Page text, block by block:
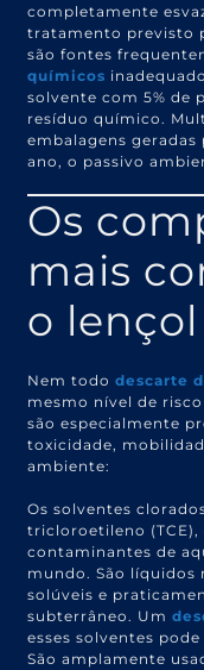
completamente
tratamento previsto
são fontes
químicos
solvente com 5% de
resíduo químico.
embalagens
ano, o passivo
Os
mais
o
Nem tododescarte
mesmo nível de
são especialmente
toxicidade,
ambiente:
Os solventes
tricloroetileno
contaminantes de
mundo. São líquidos
solúveis e
subterrâneo. Um
esses solventes
São amplamente